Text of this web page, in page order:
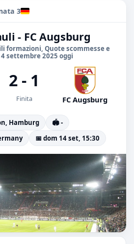
3
- FC Augsburg
formazioni, Quote scommesse e
settembre 2025 oggi
2 - 1
Finita FC Augsburg
Hamburg
🏟️ -
📅 dom 14 set, 15:30